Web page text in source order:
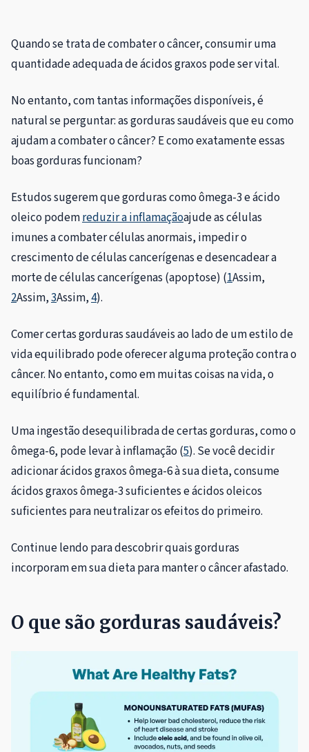
Quando se trata de combater o câncer, consumir uma
quantidade adequada de ácidos graxos pode ser vital.
No entanto, com tantas informações disponíveis, é
natural se perguntar: as gorduras saudáveis ​​que eu como
ajudam a combater o câncer? E como exatamente essas
boas gorduras funcionam?
Estudos sugerem que gorduras como ômega-3 e ácido
oleico podemreduzir a inflamaçãoajude as células
imunes a combater células anormais, impedir o
crescimento de células cancerígenas e desencadear a
morte de células cancerígenas (apoptose) (1Assim,
2Assim,3Assim,4).
Comer certas gorduras saudáveis ​​ao lado de um estilo de
vida equilibrado pode oferecer alguma proteção contra o
câncer. No entanto, como em muitas coisas na vida, o
equilíbrio é fundamental.
Uma ingestão desequilibrada de certas gorduras, como o
ômega-6, pode levar à inflamação (5). Se você decidir
adicionar ácidos graxos ômega-6 à sua dieta, consume
ácidos graxos ômega-3 suficientes e ácidos oleicos
suficientes para neutralizar os efeitos do primeiro.
Continue lendo para descobrir quais gorduras
incorporam em sua dieta para manter o câncer afastado.
O que são gorduras saudáveis?